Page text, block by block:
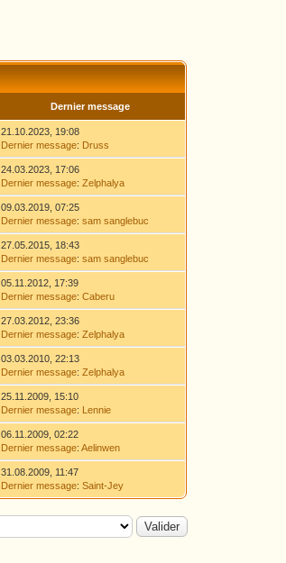
Dernier message
21.10.2023, 19:08
Dernier message: Druss
24.03.2023, 17:06
Dernier message:Zelphalya
09.03.2019, 07:25
Dernier message:sam sanglebuc
27.05.2015, 18:43
Dernier message:sam sanglebuc
05.11.2012, 17:39
Dernier message:Caberu
27.03.2012, 23:36
Dernier message:Zelphalya
03.03.2010, 22:13
Dernier message:Zelphalya
25.11.2009, 15:10
Dernier message: Lennie
06.11.2009, 02:22
Dernier message:Aelinwen
31.08.2009, 11:47
Dernier message:Saint-Jey